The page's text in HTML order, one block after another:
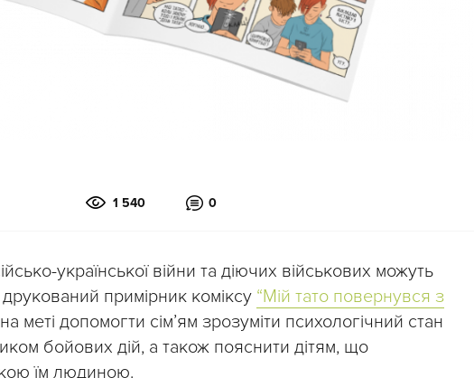
1 540 0
української війни та діючих військових можуть
примірник коміксу “Мій тато повернувся з
меті допомогти сім’ям зрозуміти психологічний стан
бойових дій, а також пояснити дітям, що
їм людиною.